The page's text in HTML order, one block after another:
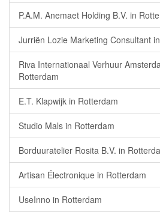
P.A.M. Anemaet Holding B.V. in
Jurriën Lozie Marketing Consultant
Riva Internationaal Verhuur
Rotterdam
E.T. Klapwijk in Rotterdam
Studio Mals in Rotterdam
Borduuratelier Rosita B.V. in
Artisan Électronique in Rotterdam
UseInno in Rotterdam